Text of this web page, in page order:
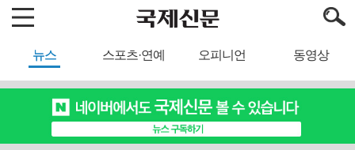
뉴스 스포츠·연예 오피니언 동영상